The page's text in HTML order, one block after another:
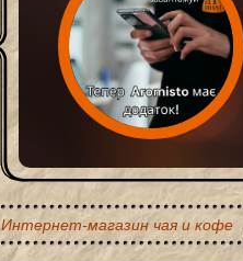
Интернет-магазин чая и кофе